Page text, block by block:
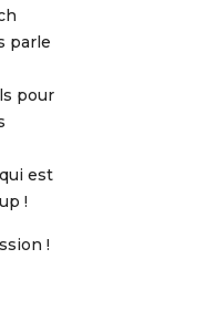
parle
pour
est
!
!